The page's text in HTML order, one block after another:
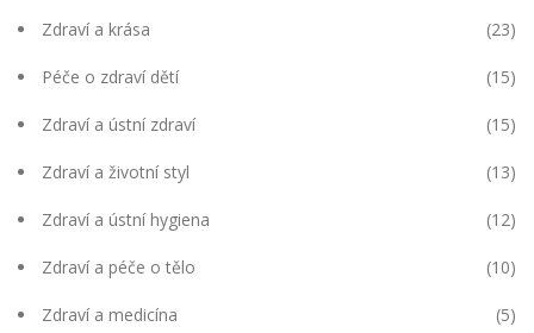
Zdraví a krása (23)
Péče o zdraví dětí (15)
Zdraví a ústní zdraví (15)
Zdraví a životní styl (13)
Zdraví a ústní hygiena (12)
Zdraví a péče o tělo (10)
Zdraví a medicína (5)